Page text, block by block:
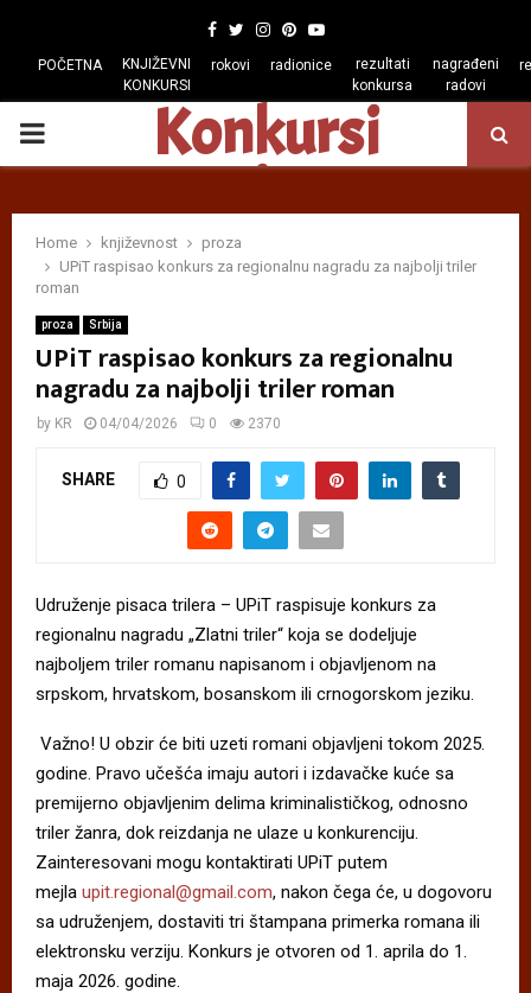
Facebook
TwitterInstagram
Pinterest
Youtube
POČETNA
KNJIŽEVNI
KONKURSI
rokovi radionice
rezultati
konkursa
nagrađeni
radovi
PRIMARY
Konkursi
regiona
Home književnost
proza
UPiT raspisao konkurs za regionalnu nagradu za najbolji triler
roman
proza Srbija
UPiT raspisao konkurs za regionalnu
nagradu za najbolji triler roman
by KR 04/04/2026 0 2370
SHARE 0
Udruženje pisaca trilera – UPiT raspisuje konkurs za
regionalnu nagradu „Zlatni triler“ koja se dodeljuje
najboljem triler romanu napisanom i objavljenom na
srpskom, hrvatskom, bosanskom ili crnogorskom jeziku.
Važno! U obzir će biti uzeti romani objavljeni tokom 2025.
godine. Pravo učešća imaju autori i izdavačke kuće sa
premijerno objavljenim delima kriminalističkog, odnosno
triler žanra, dok reizdanja ne ulaze u konkurenciju.
Zainteresovani mogu kontaktirati UPiT putem
mejla upit.regional@gmail.com, nakon čega će, u dogovoru
sa udruženjem, dostaviti tri štampana primerka romana ili
elektronsku verziju. Konkurs je otvoren od 1. aprila do 1.
maja 2026. godine.